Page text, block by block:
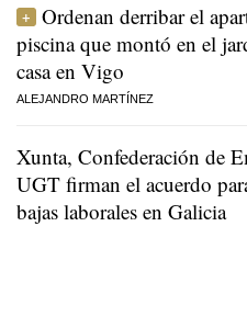
Ordenan derribar el
piscina que montó en el
casa en Vigo
ALEJANDRO MARTÍNEZ
Xunta, Confederación de
UGT firman el acuerdo
bajas laborales en Galicia